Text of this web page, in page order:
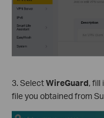
3. SelectWireGuard, fill
file you obtained from